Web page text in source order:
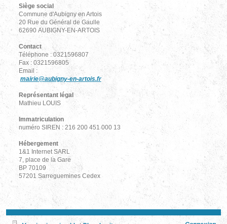
Siège social
Commune d'Aubigny en Artois
20 Rue du Général de Gaulle
62690 AUBIGNY-EN-ARTOIS
Contact
Téléphone : 0321596807
Fax : 0321596805
Email :
mairie@aubigny-en-artois.fr
Représentant légal
Mathieu LOUIS
Immatriculation
numéro SIREN : 216 200 451 000 13
Hébergement
1&1 Internet SARL
7, place de la Gare
BP 70109
57201 Sarreguemines Cedex